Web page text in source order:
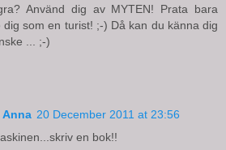
Använd dig av MYTEN! Prata bara
som en turist! ;-) Då kan du känna dig
... ;-)
Anna 20 December 2011 at 23:56
en bok!!